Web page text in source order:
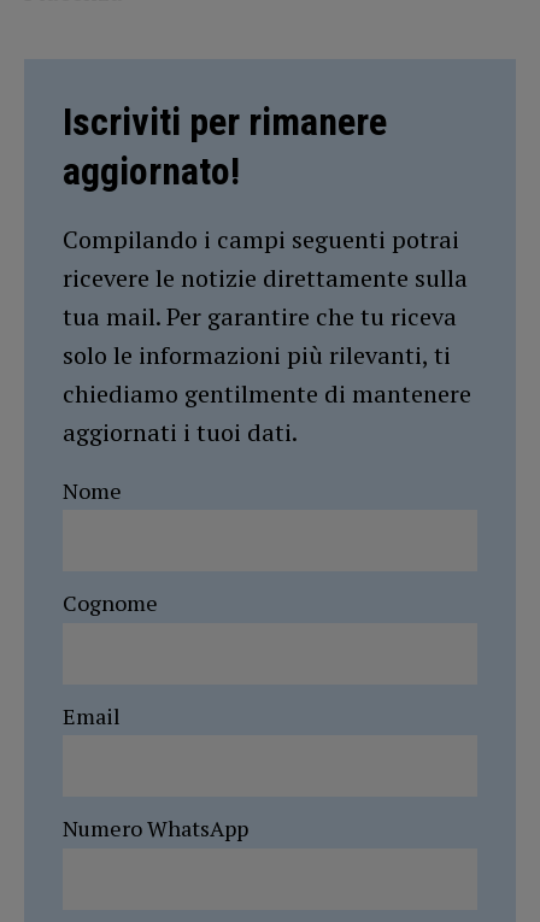
Iscriviti per rimanere
aggiornato!
Compilando i campi seguenti potrai
ricevere le notizie direttamente sulla
tua mail. Per garantire che tu riceva
solo le informazioni più rilevanti, ti
chiediamo gentilmente di mantenere
aggiornati i tuoi dati.
Nome
Cognome
Email
Numero WhatsApp